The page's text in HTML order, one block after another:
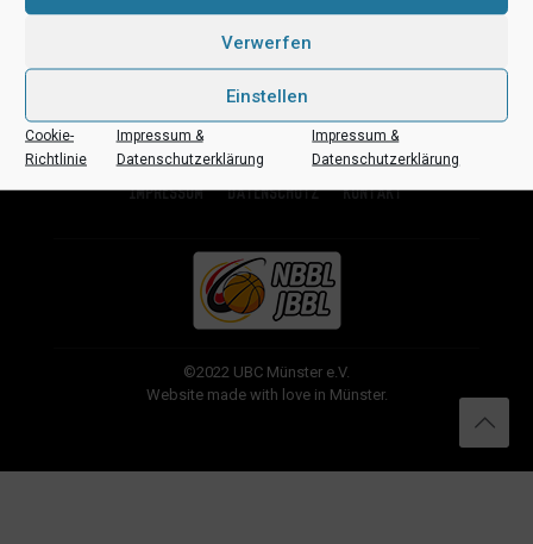
Verwerfen
Einstellen
Cookie-
Richtlinie
Impressum &
Datenschutzerklärung
Impressum &
Datenschutzerklärung
Impressum Datenschutz Kontakt
©2022 UBC Münster e.V.
Website made with love in Münster.